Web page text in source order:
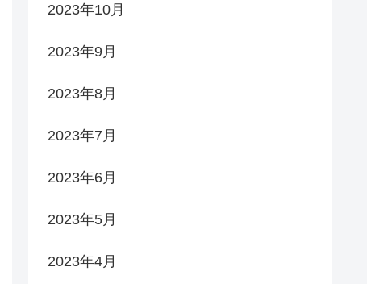
2023年10月
2023年9月
2023年8月
2023年7月
2023年6月
2023年5月
2023年4月